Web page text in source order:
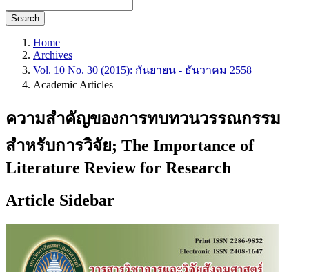
Search
Home
Archives
Vol. 10 No. 30 (2015): กันยายน - ธันวาคม 2558
Academic Articles
ความสำคัญของการทบทวนวรรณกรรม
สำหรับการวิจัย; The Importance of
Literature Review for Research
Article Sidebar